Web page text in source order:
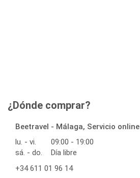
¿Dónde comprar?
Beetravel - Málaga, Servicio online
lu. - vi.
09:00 - 19:00
sá. - do.
Día libre
+34 611 01 96 14